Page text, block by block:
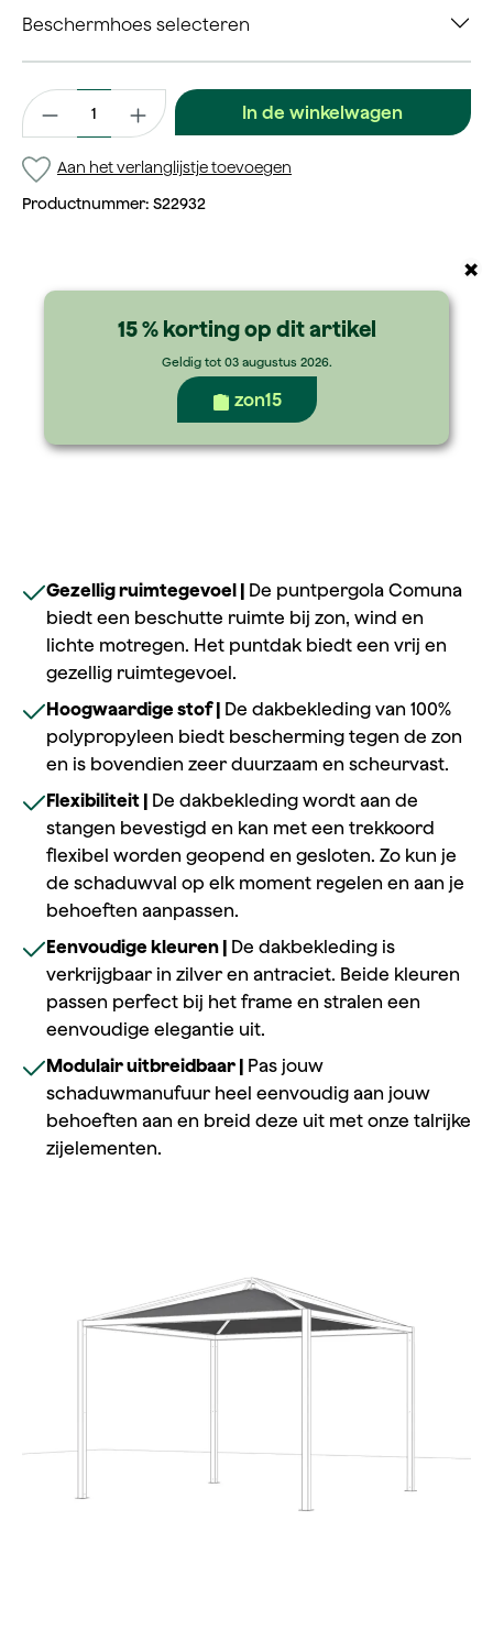
Beschermhoes selecteren
Productaantal: Voer de gewenste waarde in of gebruik de
In de winkelwagen
Aan het verlanglijstje toevoegen
Productnummer: S22932
×
15 % korting op dit artikel
Geldig tot 03 augustus 2026.
zon15
Gezellig ruimtegevoel | De puntpergola Comuna
biedt een beschutte ruimte bij zon, wind en
lichte motregen. Het puntdak biedt een vrij en
gezellig ruimtegevoel.
Hoogwaardige stof | De dakbekleding van 100%
polypropyleen biedt bescherming tegen de zon
en is bovendien zeer duurzaam en scheurvast.
Flexibiliteit | De dakbekleding wordt aan de
stangen bevestigd en kan met een trekkoord
flexibel worden geopend en gesloten. Zo kun je
de schaduwval op elk moment regelen en aan je
behoeften aanpassen.
Eenvoudige kleuren | De dakbekleding is
verkrijgbaar in zilver en antraciet. Beide kleuren
passen perfect bij het frame en stralen een
eenvoudige elegantie uit.
Modulair uitbreidbaar | Pas jouw
schaduwmanufuur heel eenvoudig aan jouw
behoeften aan en breid deze uit met onze talrijke
zijelementen.